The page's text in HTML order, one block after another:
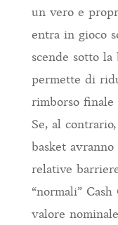
un vero e
entra in gioco
scende sotto la
permette di
rimborso finale
Se, al
basket
relative
“normali”
valore